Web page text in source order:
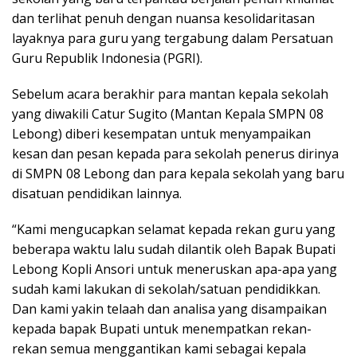
dan terlihat penuh dengan nuansa kesolidaritasan
layaknya para guru yang tergabung dalam Persatuan
Guru Republik Indonesia (PGRI).
Sebelum acara berakhir para mantan kepala sekolah
yang diwakili Catur Sugito (Mantan Kepala SMPN 08
Lebong) diberi kesempatan untuk menyampaikan
kesan dan pesan kepada para sekolah penerus dirinya
di SMPN 08 Lebong dan para kepala sekolah yang baru
disatuan pendidikan lainnya.
“Kami mengucapkan selamat kepada rekan guru yang
beberapa waktu lalu sudah dilantik oleh Bapak Bupati
Lebong Kopli Ansori untuk meneruskan apa-apa yang
sudah kami lakukan di sekolah/satuan pendidikkan.
Dan kami yakin telaah dan analisa yang disampaikan
kepada bapak Bupati untuk menempatkan rekan-
rekan semua menggantikan kami sebagai kepala